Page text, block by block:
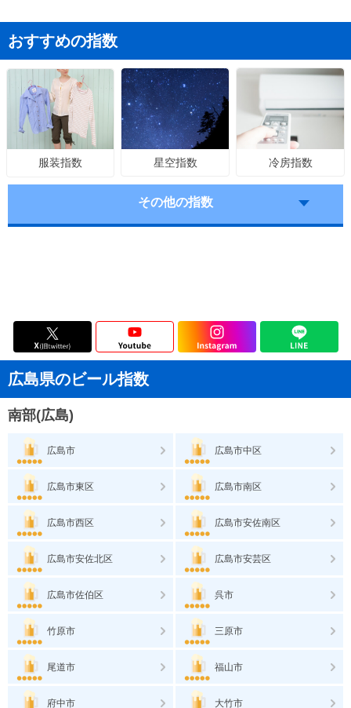
おすすめの指数
服装指数 星空指数 冷房指数
その他の指数
広島県のビール指数
南部(広島)
広島市 広島市中区
広島市東区 広島市南区
広島市西区 広島市安佐南区
広島市安佐北区 広島市安芸区
広島市佐伯区 呉市
竹原市 三原市
尾道市 福山市
府中市 大竹市